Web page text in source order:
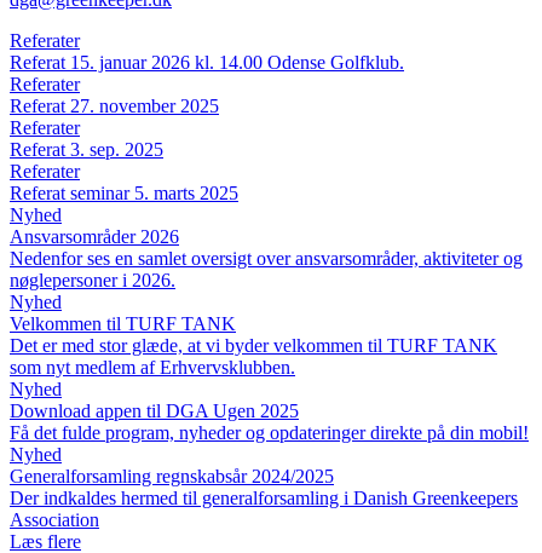
Referater
Referat 15. januar 2026 kl. 14.00 Odense Golfklub.
Referater
Referat 27. november 2025
Referater
Referat 3. sep. 2025
Referater
Referat seminar 5. marts 2025
Nyhed
Ansvarsområder 2026
Nedenfor ses en samlet oversigt over ansvarsområder, aktiviteter og
nøglepersoner i 2026.
Nyhed
Velkommen til TURF TANK
Det er med stor glæde, at vi byder velkommen til TURF TANK
som nyt medlem af Erhvervsklubben.
Nyhed
Download appen til DGA Ugen 2025
Få det fulde program, nyheder og opdateringer direkte på din mobil!
Nyhed
Generalforsamling regnskabsår 2024/2025
Der indkaldes hermed til generalforsamling i Danish Greenkeepers
Association
Læs flere